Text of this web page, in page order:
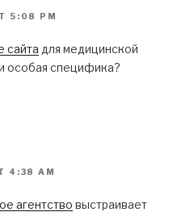
5:08 PM
сайта для медицинской
особая специфика?
4:38 AM
агентство выстраивает